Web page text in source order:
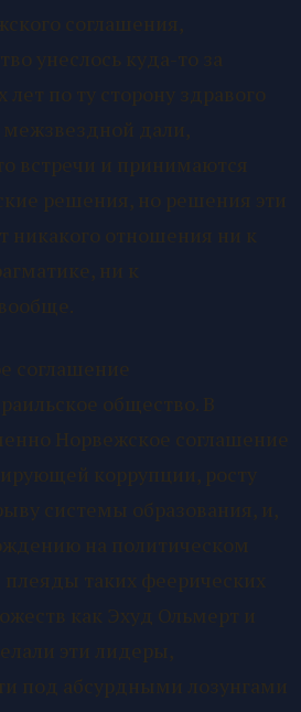
соглашения,
унеслось куда-то за
лет по ту сторону здравого
дали,
решения, но решения эти
ни к
соглашение
общество. В
Норвежское соглашение
коррупции, росту
на политическом
плеяды таких феерических
как Эхуд Ольмерт и
эти лидеры,
под абсурдными лозунгами